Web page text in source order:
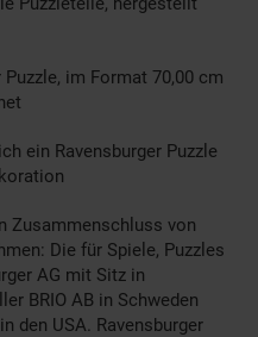
im Format 70,00 cm
ein Ravensburger Puzzle
Zusammenschluss von
Die für Spiele, Puzzles
AG mit Sitz in
BRIO AB in Schweden
den USA. Ravensburger